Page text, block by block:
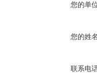
您的单
您的姓
联系电